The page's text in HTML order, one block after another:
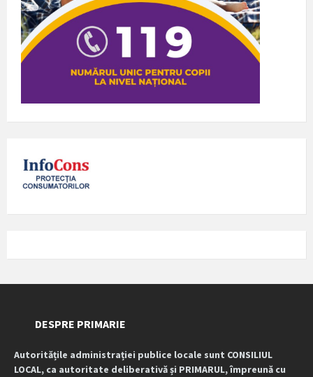
DESPRE PRIMARIE
Autoritățile administrației publice locale sunt CONSILIUL
LOCAL, ca autoritate deliberativă și PRIMARUL, împreună cu